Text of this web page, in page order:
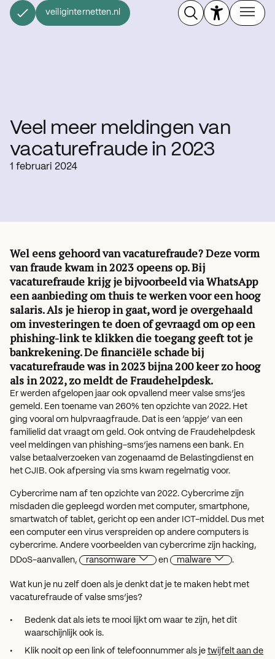
veiliginternetten.nl
Veel meer meldingen van
vacaturefraude in 2023
1 februari 2024
Wel eens gehoord van vacaturefraude? Deze vorm
van fraude kwam in 2023 opeens op. Bij
vacaturefraude krijg je bijvoorbeeld via WhatsApp
een aanbieding om thuis te werken voor een hoog
salaris. Als je hierop in gaat, word je overgehaald
om investeringen te doen of gevraagd om op een
phishing-link te klikken die toegang geeft tot je
bankrekening. De financiële schade bij
vacaturefraude was in 2023 bijna 200 keer zo hoog
als in 2022, zo meldt de Fraudehelpdesk.
Er werden afgelopen jaar ook opvallend meer valse sms’jes
gemeld. Een toename van 260% ten opzichte van 2022. Het
ging vooral om hulpvraagfraude. Dat is een ‘appje’ van een
familielid dat vraagt om geld. Ook ontving de Fraudehelpdesk
veel meldingen van phishing-sms’jes namens een bank. En
valse betaalverzoeken van zogenaamd de Belastingdienst en
het CJIB. Ook afpersing via sms kwam regelmatig voor.
Cybercrime nam af ten opzichte van 2022. Cybercrime zijn
misdaden die gepleegd worden met computer, smartphone,
smartwatch of tablet, gericht op een ander ICT-middel. Dus met
een computer een virus verspreiden op andere computers is
cybercrime. Andere voorbeelden van cybercrime zijn hacking,
DDoS-aanvallen,
ransomware en malware .
Wat kun je nu zelf doen als je denkt dat je te maken hebt met
vacaturefraude of valse sms’jes?
Bedenk dat als iets te mooi lijkt om waar te zijn, het dit
waarschijnlijk ook is.
Klik nooit op een link of telefoonnummer als je twijfelt aan de